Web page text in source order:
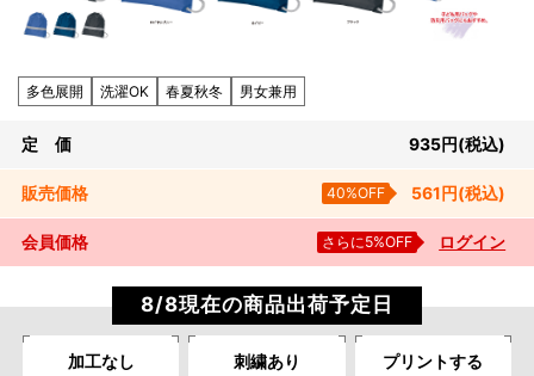
多色展開 洗濯OK 春夏秋冬 男女兼用
定 価 935円(税込)
販売価格 40%OFF 561 円(税込)
会員価格 さらに5%OFF ログイン
8/8現在の商品出荷予定日
加工なし 刺繍あり プリントする